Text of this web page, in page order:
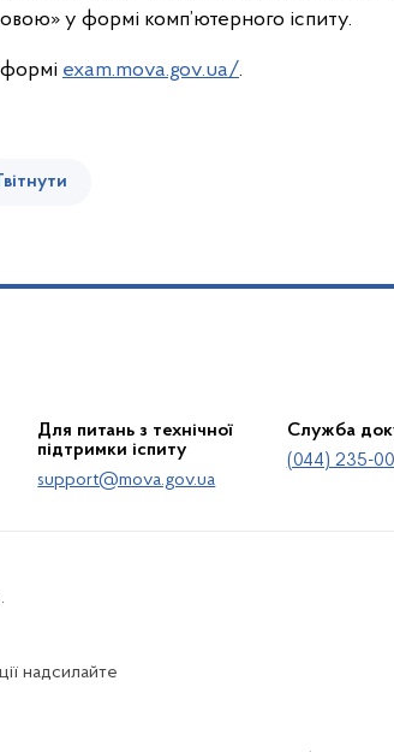
у формі комп’ютерного іспиту.
exam.mova.gov.ua/.
Для питань з технічної
підтримки іспиту
support@mova.gov.ua
Служба
(044) 235-
надсилайте